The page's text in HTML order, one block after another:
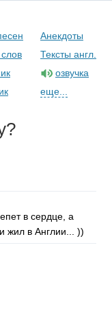
Анекдоты
Тексты англ.
озвучка
еще...
в сердце, а
жил в Англии... ))